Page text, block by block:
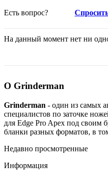
Есть вопрос?
На данный момент нет ни
О Grinderman
Grinderman - один из самых
специалистов по заточке
для Edge Pro Apex под своим
бланки разных форматов, в
Недавно просмотренные
Информация